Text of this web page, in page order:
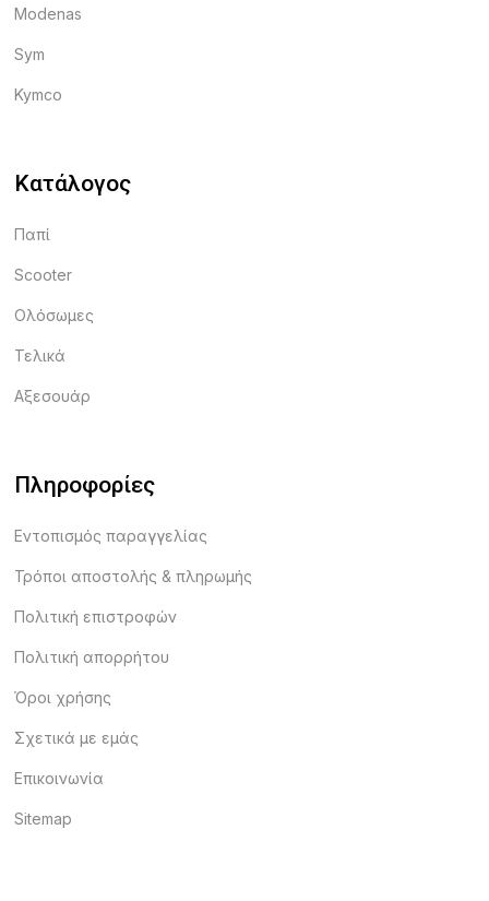
Modenas
Sym
Kymco
Κατάλογος
Παπί
Scooter
Ολόσωμες
Τελικά
Αξεσουάρ
Πληροφορίες
Εντοπισμός παραγγελίας
Τρόποι αποστολής & πληρωμής
Πολιτική επιστροφών
Πολιτική απορρήτου
Όροι χρήσης
Σχετικά με εμάς
Επικοινωνία
Sitemap